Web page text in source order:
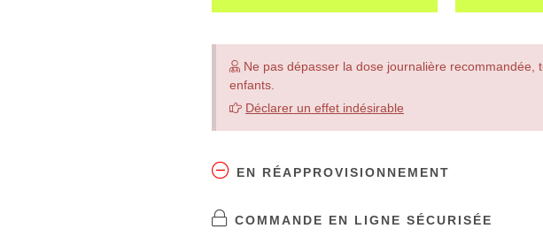
Ne pas dépasser la dose journalière recommandée,
enfants.
Déclarer un effet indésirable
EN RÉAPPROVISIONNEMENT
COMMANDE EN LIGNE SÉCURISÉE